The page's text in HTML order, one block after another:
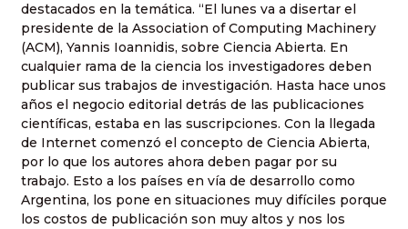
destacados en la temática. “El lunes va a disertar el
presidente de la Association of Computing Machinery
(ACM), Yannis Ioannidis, sobre Ciencia Abierta. En
cualquier rama de la ciencia los investigadores deben
publicar sus trabajos de investigación. Hasta hace unos
años el negocio editorial detrás de las publicaciones
científicas, estaba en las suscripciones. Con la llegada
de Internet comenzó el concepto de Ciencia Abierta,
por lo que los autores ahora deben pagar por su
trabajo. Esto a los países en vía de desarrollo como
Argentina, los pone en situaciones muy difíciles porque
los costos de publicación son muy altos y nos los